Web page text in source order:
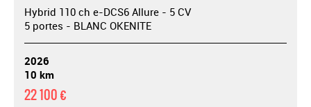
Hybrid 110 ch e-DCS6 Allure - 5 CV
5 portes - BLANC OKENITE
2026
10 km
22 100 €